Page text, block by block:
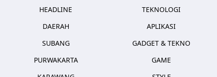
HEADLINE
DAERAH
SUBANG
PURWAKARTA
TEKNOLOGI
APLIKASI
GADGET & TEKNO
GAME